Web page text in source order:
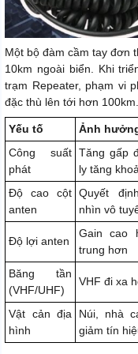
Một bộ đàm cầm tay đơn
10km ngoài biển. Khi
trạm Repeater, phạm vi
đặc thù lên tới hơn
Yếu tố Ảnh
Công suất
phát
Tăng gấp
ly tăng
Độ cao cột
anten
Quyết
nhìn vô
Độ lợi anten
Gain cao
trung hơn
Băng tần
(VHF/UHF)
VHF đi xa
Vật cản địa
hình
Núi, nhà
giảm tín